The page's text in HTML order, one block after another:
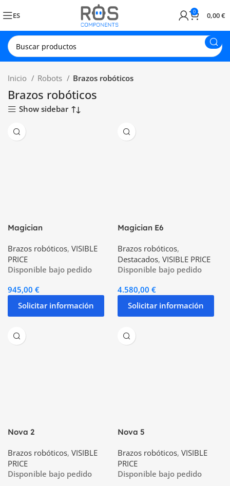
ES 0 0,00€
Inicio Robots Brazos robóticos
Brazos robóticos
Show sidebar
Magician
Brazos robóticos, VISIBLE
PRICE
Disponible bajo pedido
945,00 €
Solicitar información
Magician E6
Brazos robóticos,
Destacados, VISIBLE PRICE
Disponible bajo pedido
4.580,00 €
Solicitar información
Nova 2
Brazos robóticos, VISIBLE
PRICE
Disponible bajo pedido
Nova 5
Brazos robóticos, VISIBLE
PRICE
Disponible bajo pedido